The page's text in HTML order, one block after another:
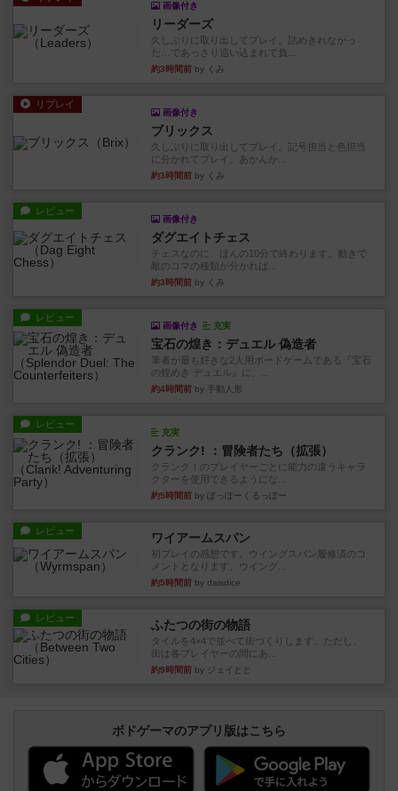
画像付き
リーダーズ
久しぶりに取り出してプレイ。詰めきれなかっ
た…であっさり追い込まれて負...
約3時間前 by くみ
リプレイ
画像付き
ブリックス
久しぶりに取り出してプレイ。記号担当と色担当
に分かれてプレイ。あかんか...
約3時間前 by くみ
レビュー
画像付き
ダグエイトチェス
チェスなのに、ほんの10分で終わります。動きで
敵のコマの種類が分かれば...
約3時間前 by くみ
レビュー
画像付き 充実
宝石の煌き：デュエル 偽造者
筆者が最も好きな2人用ボードゲームである『宝石
の煌めき デュエル』に、...
約4時間前 by 手動人形
レビュー
充実
クランク! ：冒険者たち（拡張）
クランク！のプレイヤーごとに能力の違うキャラ
クターを使用できるようにな...
約5時間前 by ぽっぽーくるっぽー
レビュー ワイアームスパン
初プレイの感想です。ウイングスパン履修済のコ
メントとなります。ウイング...
約5時間前 by daisdice
レビュー ふたつの街の物語
タイルを4×4で並べて街づくりします。ただし、
街は各プレイヤーの間にあ...
約9時間前 by ジェイとと
ボドゲーマのアプリ版はこちら